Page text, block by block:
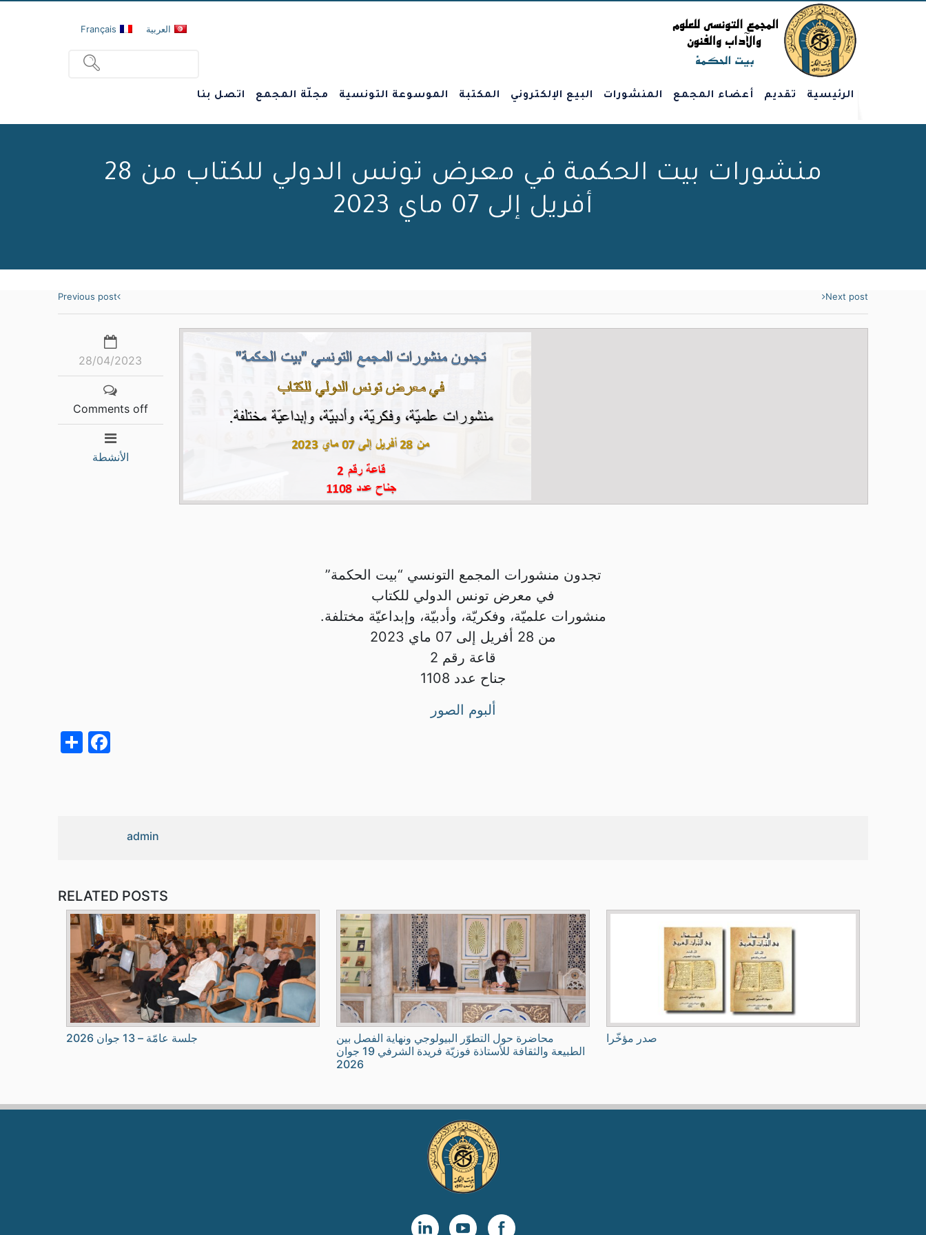
العربية Français
الرئيسية تقديم أعضاء المجمع المنشورات البيع الإلكتروني المكتبة الموسوعة التونسية مجلّة المجمع اتصل بنا
منشورات بيت الحكمة في معرض تونس الدولي للكتاب من 28
أفريل إلى 07 ماي 2023
Previous post Next post
28/04/2023
Comments off
الأنشطة
تجدون منشورات المجمع التونسي “بيت الحكمة”
في معرض تونس الدولي للكتاب
منشورات علميّة، وفكريّة، وأدبيّة، وإبداعيّة مختلفة.
من 28 أفريل إلى 07 ماي 2023
قاعة رقم 2
جناح عدد 1108
ألبوم الصور
admin
RELATED POSTS
صدر مؤخّرا
محاضرة حول التطوّر البيولوجي ونهاية الفصل بين
الطبيعة والثقافة للأستاذة فوزيّة فريدة الشرفي 19 جوان
2026
جلسة عامّة – 13 جوان 2026